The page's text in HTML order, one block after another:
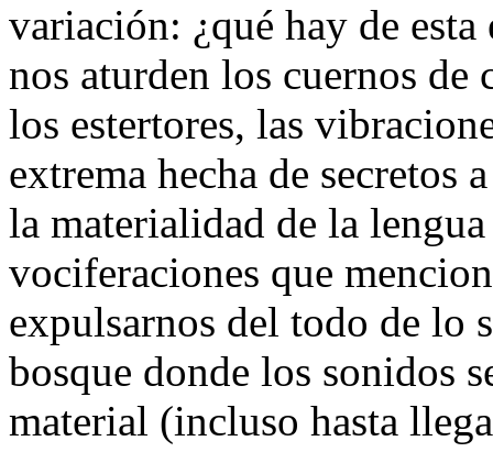
variación: ¿qué hay de esta
nos aturden los cuernos de
los estertores, las
extrema hecha de secretos
la materialidad de la
vociferaciones que
expulsarnos del todo de lo
bosque donde los sonidos
material (incluso hasta